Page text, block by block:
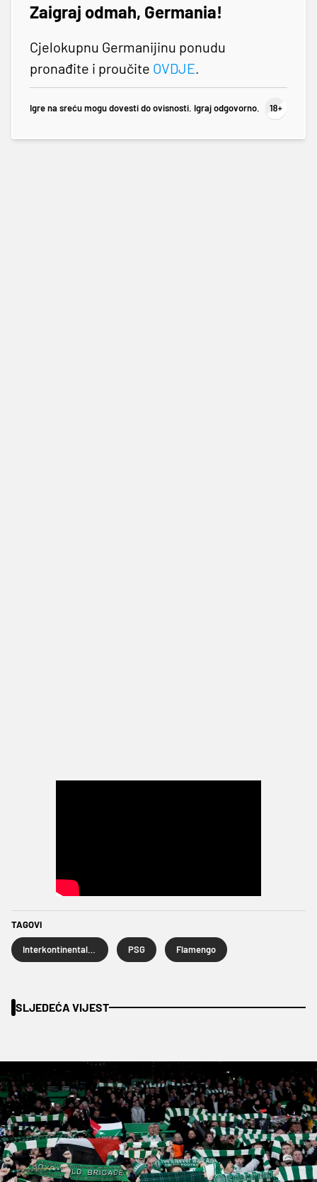
Zaigraj odmah, Germania!
Cjelokupnu Germanijinu ponudu
pronađite i proučite OVDJE.
Igre na sreću mogu dovesti do ovisnosti. Igraj odgovorno.
TAGOVI
PSG Flamengo
SLJEDEĆA VIJEST